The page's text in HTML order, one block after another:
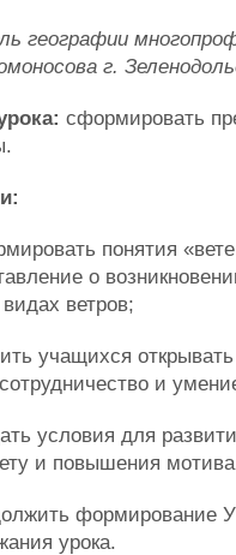
географии
г.
сформировать
понятия
о
видах ветров;
учащихся
и
условия для
и повышения
формирование
урока.